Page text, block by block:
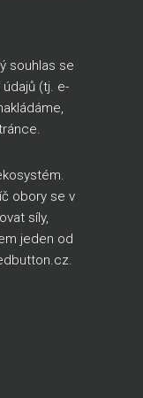
souhlas se
(tj. e-
.
obory se v
síly,
jeden od
.